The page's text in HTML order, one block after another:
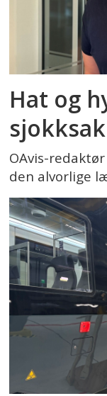
Hat og
sjokksak
OAvis-
den alvorlige